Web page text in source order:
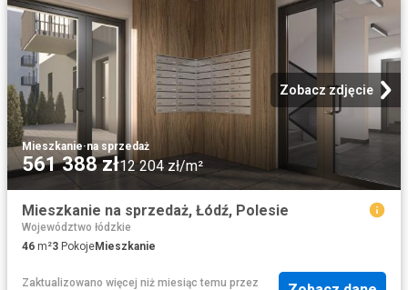
Zobacz zdjęcie
Mieszkanie·na sprzedaż
561 388 zł12 204 zł/m²
Mieszkanie na sprzedaż, Łódź, Polesie
Województwo łódzkie
46 m²3 PokojeMieszkanie
Zaktualizowano więcej niż miesiąc temu przez